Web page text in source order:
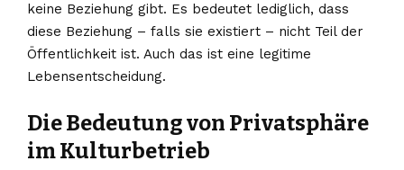
keine Beziehung gibt. Es bedeutet lediglich, dass
diese Beziehung – falls sie existiert – nicht Teil der
Öffentlichkeit ist. Auch das ist eine legitime
Lebensentscheidung.
Die Bedeutung von Privatsphäre
im Kulturbetrieb